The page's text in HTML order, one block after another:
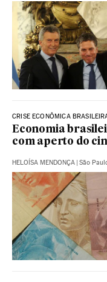
CRISE ECONÔMICA
Economia
com aperto do
HELOÍSA MENDONÇA | São